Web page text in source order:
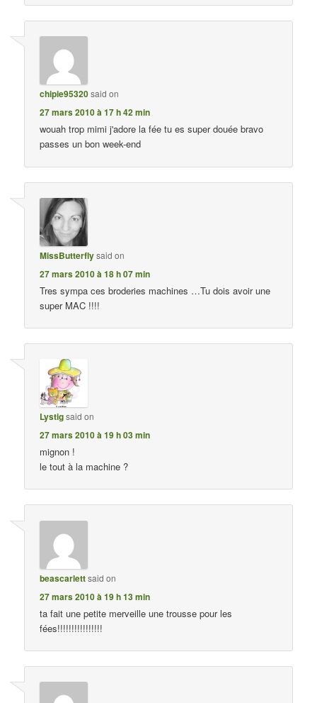
chipie95320said on
27 mars 2010 à 17 h 42 min
wouah trop mimi j'adore la fée tu es super douée bravo
passes un bon week-end
MissButterflysaid on
27 mars 2010 à 18 h 07 min
Tres sympa ces broderies machines …Tu dois avoir une
super MAC !!!!
Lystigsaid on
27 mars 2010 à 19 h 03 min
mignon !
le tout à la machine ?
beascarlettsaid on
27 mars 2010 à 19 h 13 min
ta fait une petite merveille une trousse pour les
fées!!!!!!!!!!!!!!!!